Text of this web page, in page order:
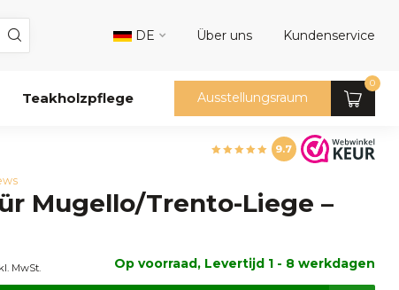
DE Über uns Kundenservice
Teakholzpflege Ausstellungsraum
0
9.7
Mugello/Trento-Liege –
MwSt. Op voorraad, Levertijd 1 - 8 werkdagen